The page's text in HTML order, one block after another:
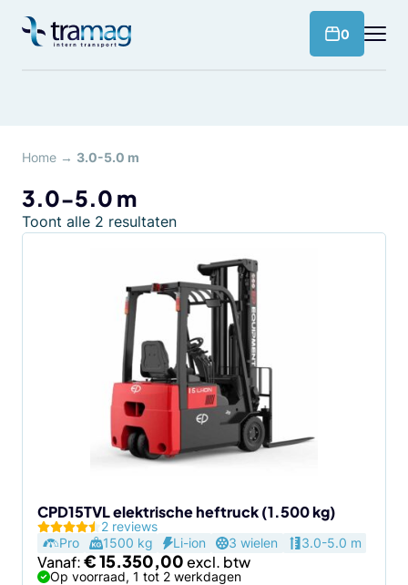
naar
0
Home → 3.0-5.0 m
3.0-5.0 m
Toont alle 2 resultaten
CPD15TVL elektrische heftruck (1.500 kg)
2 reviews
Pro
1500 kg Li-ion 3 wielen 3.0-5.0 m
Vanaf:€15.350,00
Op voorraad, 1 tot 2 werkdagen
de
productpagina